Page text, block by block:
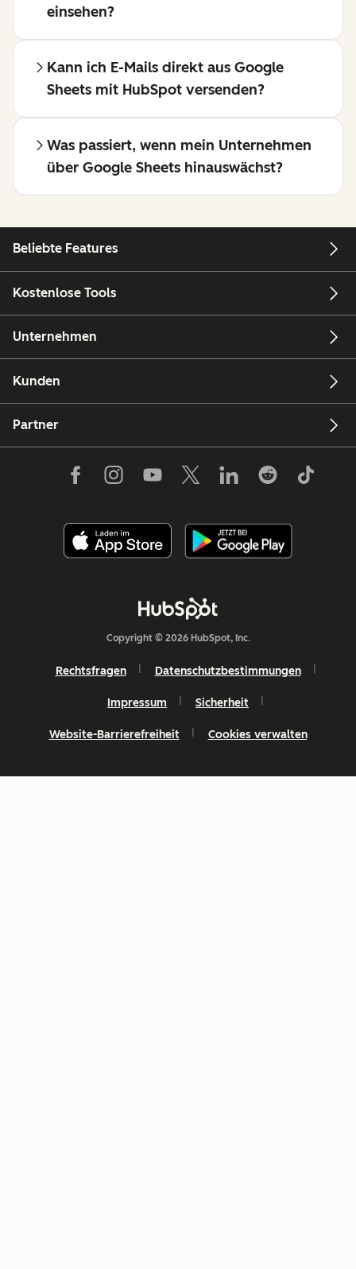
einsehen?
Kann ich E-Mails direkt aus Google
Sheets mit HubSpot versenden?
Was passiert, wenn mein Unternehmen
über Google Sheets hinauswächst?
Beliebte Features
Kostenlose Tools
Unternehmen
Kunden
Partner
Copyright © 2026 HubSpot, Inc.
Rechtsfragen Datenschutzbestimmungen
Impressum Sicherheit
Website-Barrierefreiheit Cookies verwalten